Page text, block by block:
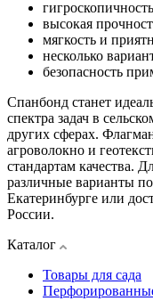
высокая
мягкость и
несколько
безопасность
Спанбонд станет
спектра задач в
других сферах.
агроволокно и
стандартам качества.
различные варианты
Екатеринбурге или
России.
Каталог
Товары для сада